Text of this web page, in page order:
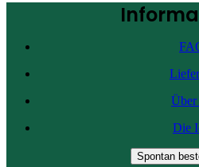
Über
Die
Spontan